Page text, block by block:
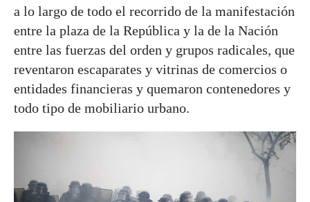
a lo largo de todo el recorrido de la manifestación
entre la plaza de la República y la de la Nación
entre las fuerzas del orden y grupos radicales, que
reventaron escaparates y vitrinas de comercios o
entidades financieras y quemaron contenedores y
todo tipo de mobiliario urbano.